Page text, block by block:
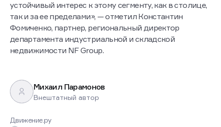
в размере 150–160 млрд рублей, что подтверждает
устойчивый интерес к этому сегменту, как в столице,
так и за ее пределами», — отметил Константин
Фомиченко, партнер, региональный директор
департамента индустриальной и складской
Михаил Парамонов